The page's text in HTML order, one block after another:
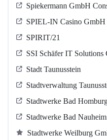
Spiekermann GmbH
SPIEL-IN Casino
SPIRIT/21
SSI Schäfer IT Solutions
Stadt Taunusstein
Stadtverwaltung
Stadtwerke Bad
Stadtwerke Bad
Stadtwerke Weilburg